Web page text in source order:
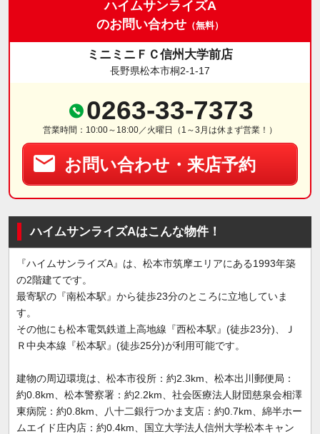
ハイムサンライズA
のお問い合わせ （無料）
ミニミニＦＣ信州大学前店
長野県松本市桐2-1-17
0263-33-7373
営業時間：10:00～18:00／火曜日（1～3月は休まず営業！）
お問い合わせ・来店予約
ハイムサンライズAはこんな物件！
『ハイムサンライズA』は、松本市筑摩エリアにある1993年築
の2階建てです。
最寄駅の『南松本駅』から徒歩23分のところに立地していま
す。
その他にも松本電気鉄道上高地線『西松本駅』(徒歩23分)、Ｊ
Ｒ中央本線『松本駅』(徒歩25分)が利用可能です。
建物の周辺環境は、松本市役所：約2.3km、松本出川郵便局：
約0.8km、松本警察署：約2.2km、社会医療法人財団慈泉会相澤
東病院：約0.8km、八十二銀行つかま支店：約0.7km、綿半ホー
ムエイド庄内店：約0.4km、国立大学法人信州大学松本キャン